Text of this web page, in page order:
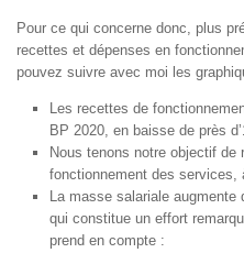
Pour ce qui concerne donc, plus
recettes et dépenses en
pouvez suivre avec moi les
Les recettes de
BP 2020, en baisse de près
Nous tenons notre objectif de
fonctionnement des services,
La masse salariale augmente
qui constitue un effort
prend en compte :